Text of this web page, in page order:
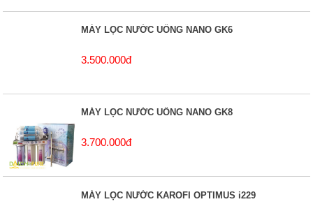
MÁY LỌC NƯỚC UỐNG NANO GK6
3.500.000đ
MÁY LỌC NƯỚC UỐNG NANO GK8
3.700.000đ
MÁY LỌC NƯỚC KAROFI OPTIMUS i229